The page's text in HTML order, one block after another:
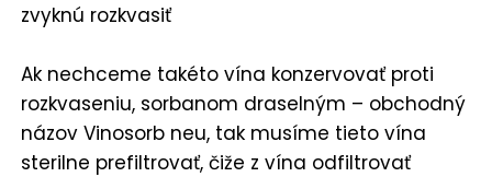
zvyknú rozkvasiť
Ak nechceme takéto vína konzervovať proti
rozkvaseniu, sorbanom draselným – obchodný
názov Vinosorb neu, tak musíme tieto vína
sterilne prefiltrovať, čiže z vína odfiltrovať